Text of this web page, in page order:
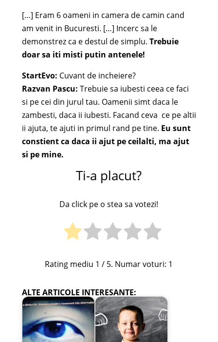
[…] Eram 6 oameni in camera de camin cand
am venit in Bucuresti. […] Incerc sa le
demonstrez ca e destul de simplu. Trebuie
doar sa iti misti putin antenele!
StartEvo: Cuvant de incheiere?
Razvan Pascu: Trebuie sa iubesti ceea ce faci
si pe cei din jurul tau. Oamenii simt daca le
zambesti, daca ii iubesti. Facand ceva ce pe altii
ii ajuta, te ajuti in primul rand pe tine. Eu sunt
constient ca daca ii ajut pe ceilalti, ma ajut
si pe mine.
Ti-a placut?
Da click pe o stea sa votezi!
Rating mediu 1 / 5. Numar voturi: 1
ALTE ARTICOLE INTERESANTE: